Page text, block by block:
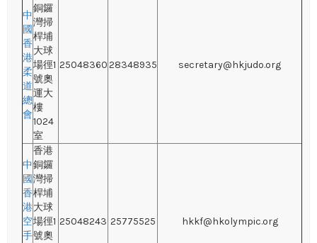
中
國
香
港
柔
道
總
會
銅鑼
灣掃
桿埔
大球
場徑1
號奧
運大
樓
1024
室
2504836028348935 secretary@hkjudo.org
中
國
香
港
空
手
香港
銅鑼
灣掃
桿埔
大球
場徑1
號奧
25048243 25775525 hkkf@hkolympic.org